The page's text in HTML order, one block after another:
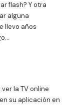
flash? Y otra
alguna
llevo años
la TV online
su aplicación en